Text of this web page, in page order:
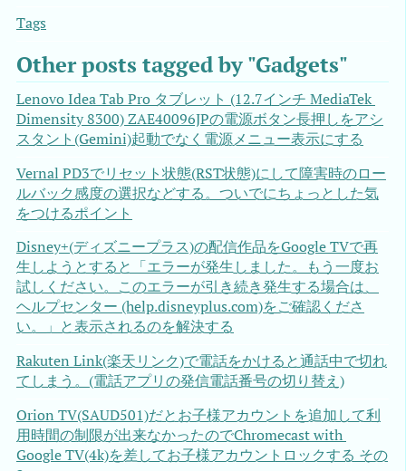
Tags
Other posts tagged by "Gadgets"
Lenovo Idea Tab Pro タブレット (12.7インチ MediaTek
Dimensity 8300) ZAE40096JPの電源ボタン長押しをアシ
スタント(Gemini)起動でなく電源メニュー表示にする
Vernal PD3でリセット状態(RST状態)にして障害時のロー
ルバック感度の選択などする。ついでにちょっとした気
をつけるポイント
Disney+(ディズニープラス)の配信作品をGoogle TVで再
生しようとすると「エラーが発生しました。もう一度お
試しください。このエラーが引き続き発生する場合は、
ヘルプセンター (help.disneyplus.com)をご確認くださ
い。」と表示されるのを解決する
Rakuten Link(楽天リンク)で電話をかけると通話中で切れ
てしまう。(電話アプリの発信電話番号の切り替え)
Orion TV(SAUD501)だとお子様アカウントを追加して利
用時間の制限が出来なかったのでChromecast with
Google TV(4k)を差してお子様アカウントロックする その